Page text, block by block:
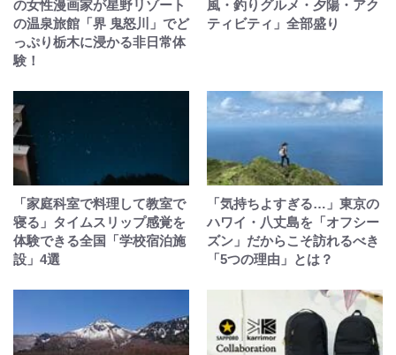
の女性漫画家が星野リゾート
の温泉旅館「界 鬼怒川」でど
っぷり栃木に浸かる非日常体
験！
風・釣りグルメ・夕陽・アク
ティビティ」全部盛り
「家庭科室で料理して教室で
寝る」タイムスリップ感覚を
体験できる全国「学校宿泊施
設」4選
「気持ちよすぎる…」東京の
ハワイ・八丈島を「オフシー
ズン」だからこそ訪れるべき
「5つの理由」とは？